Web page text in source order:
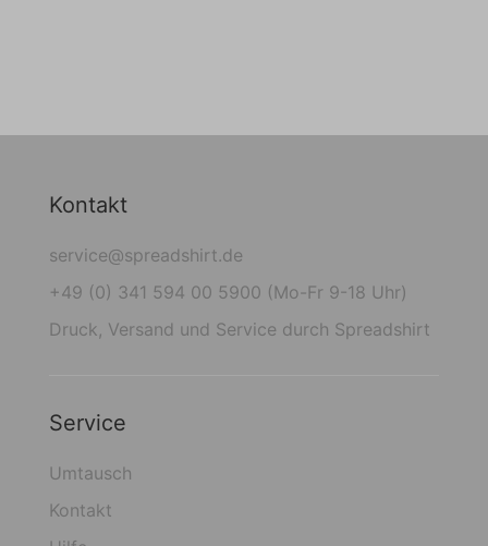
Kontakt
service@spreadshirt.de
+49 (0) 341 594 00 5900 (Mo-Fr 9-18 Uhr)
Druck, Versand und Service durch Spreadshirt
Service
Umtausch
Kontakt